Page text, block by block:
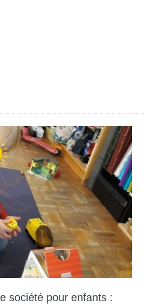
société pour enfants :